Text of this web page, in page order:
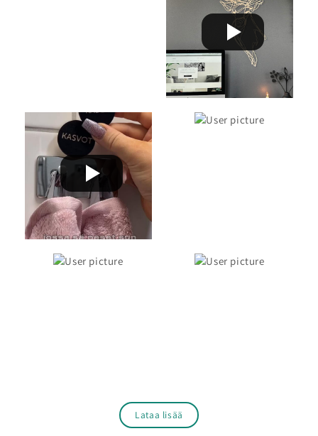
Lataa lisää